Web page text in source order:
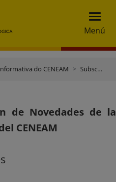
Menú
do CENEAM Subscríbete
de Novedades de la
CENEAM